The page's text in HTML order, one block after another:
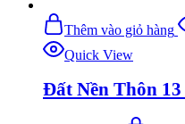
Thêm vào giỏ hàng
Quick View
Đất Nền Thôn